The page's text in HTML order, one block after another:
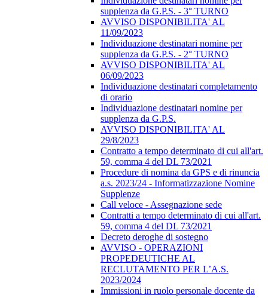
supplenza da G.P.S. - 3° TURNO
AVVISO DISPONIBILITA' AL
11/09/2023
Individuazione destinatari nomine per
supplenza da G.P.S. - 2° TURNO
AVVISO DISPONIBILITA' AL
06/09/2023
Individuazione destinatari completamento
di orario
Individuazione destinatari nomine per
supplenza da G.P.S.
AVVISO DISPONIBILITA' AL
29/8/2023
Contratto a tempo determinato di cui all'art.
59, comma 4 del DL 73/2021
Procedure di nomina da GPS e di rinuncia
a.s. 2023/24 - Informatizzazione Nomine
Supplenze
Call veloce - Assegnazione sede
Contratti a tempo determinato di cui all'art.
59, comma 4 del DL 73/2021
Decreto deroghe di sostegno
AVVISO - OPERAZIONI
PROPEDEUTICHE AL
RECLUTAMENTO PER L’A.S.
2023/2024
Immissioni in ruolo personale docente da